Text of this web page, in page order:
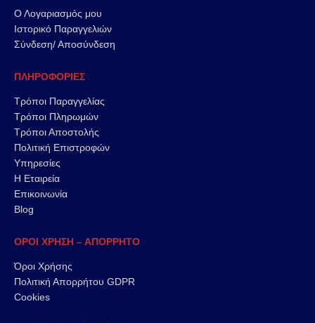
Ο Λογαριασμός μου
Ιστορικό Παραγγελιών
Σύνδεση/ Αποσύνδεση
ΠΛΗΡΟΦΟΡΙΕΣ
Τρόποι Παραγγελίας
Τρόποι Πληρωμών
Τρόποι Αποστολής
Πολιτική Επιστροφών
Υπηρεσίες
Η Εταιρεία
Επικοινωνία
Blog
ΟΡΟΙ ΧΡΗΣΗ – ΑΠΟΡΡΗΤΟ
Όροι Χρήσης
Πολιτική Απορρήτου GDPR
Cookies